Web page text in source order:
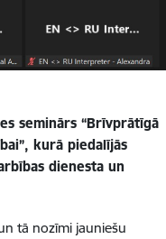
seminārs “Brīvprātīgā
kurā piedalījās
dienesta un
tā nozīmi jauniešu